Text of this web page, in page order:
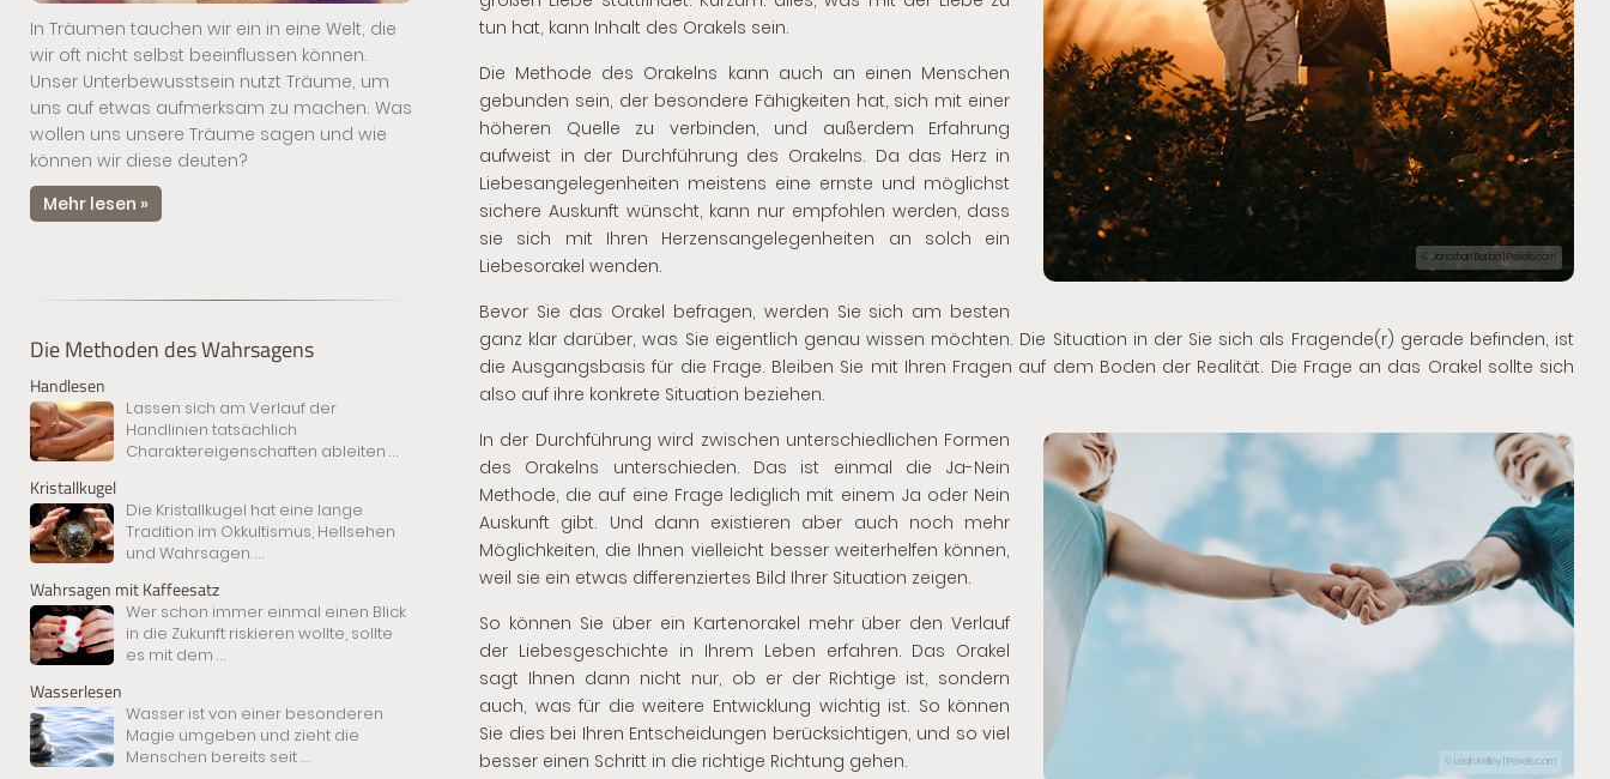
In Träumen tauchen wir ein in eine Welt, die
wir oft nicht selbst beeinflussen können.
Unser Unterbewusstsein nutzt Träume, um
uns auf etwas aufmerksam zu machen. Was
wollen uns unsere Träume sagen und wie
können wir diese deuten?
Mehr lesen »
Die Methoden des Wahrsagens
Handlesen
Lassen sich am Verlauf der
Handlinien tatsächlich
Charaktereigenschaften ableiten ...
Kristallkugel
Die Kristallkugel hat eine lange
Tradition im Okkultismus, Hellsehen
und Wahrsagen....
Wahrsagen mit Kaffeesatz
Wer schon immer einmal einen Blick
in die Zukunft riskieren wollte, sollte
es mit dem ...
Wasserlesen
Wasser ist von einer besonderen
Magie umgeben und zieht die
Menschen bereits seit...
© Jonathan Borba | Pexels.com
tun hat, kann Inhalt des Orakels sein.
Die Methode des Orakelns kann auch an einen Menschen
gebunden sein, der besondere Fähigkeiten hat, sich mit einer
höheren Quelle zu verbinden, und außerdem Erfahrung
aufweist in der Durchführung des Orakelns. Da das Herz in
Liebesangelegenheiten meistens eine ernste und möglichst
sichere Auskunft wünscht, kann nur empfohlen werden, dass
sie sich mit Ihren Herzensangelegenheiten an solch ein
Liebesorakel wenden.
Bevor Sie das Orakel befragen, werden Sie sich am besten
ganz klar darüber, was Sie eigentlich genau wissen möchten. Die Situation in der Sie sich als Fragende(r) gerade befinden, ist
die Ausgangsbasis für die Frage. Bleiben Sie mit Ihren Fragen auf dem Boden der Realität. Die Frage an das Orakel sollte sich
also auf ihre konkrete Situation beziehen.
© Leah Kelley | Pexels.com
In der Durchführung wird zwischen unterschiedlichen Formen
des Orakelns unterschieden. Das ist einmal die Ja-Nein
Methode, die auf eine Frage lediglich mit einem Ja oder Nein
Auskunft gibt. Und dann existieren aber auch noch mehr
Möglichkeiten, die Ihnen vielleicht besser weiterhelfen können,
weil sie ein etwas differenziertes Bild Ihrer Situation zeigen.
So können Sie über ein Kartenorakel mehr über den Verlauf
der Liebesgeschichte in Ihrem Leben erfahren. Das Orakel
sagt Ihnen dann nicht nur, ob er der Richtige ist, sondern
auch, was für die weitere Entwicklung wichtig ist. So können
Sie dies bei Ihren Entscheidungen berücksichtigen, und so viel
besser einen Schritt in die richtige Richtung gehen.